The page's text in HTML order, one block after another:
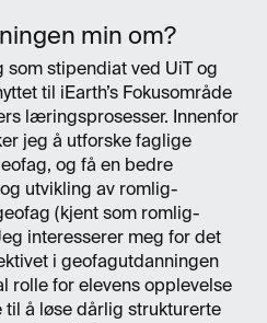
min om?
som stipendiat ved UiT og
til iEarth’s Fokusområde
læringsprosesser. Innenfor
jeg å utforske faglige
og få en bedre
utvikling av romlig-
(kjent som romlig-
interesserer meg for det
i geofagutdanningen
rolle for elevens opplevelse
å løse dårlig strukturerte